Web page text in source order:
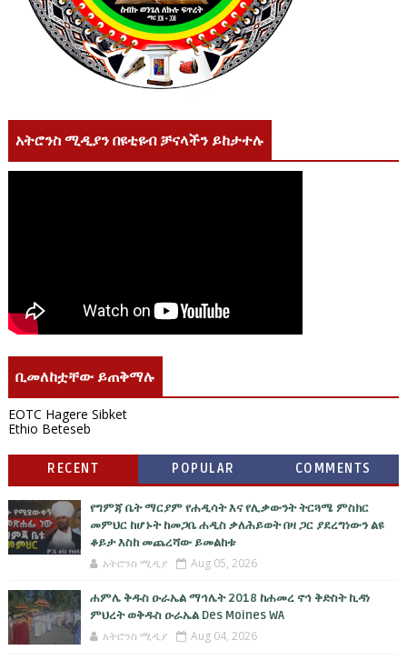
አትሮንስ ሚዲያን በዩቲዩብ ቻናላችን ይከታተሉ
ቢመለከቷቸው ይጠቅማሉ
EOTC Hagere Sibket
Ethio Beteseb
RECENT POPULAR COMMENTS
የግምጃ ቤት ማርያም የሐዲሳት እና የሊቃውንት ትርጓሜ ምስክር
መምህር ከሆኑት ከመጋቤ ሐዲስ ቃለሕይወት በዛ ጋር ያደረግነውን ልዩ
ቆይታ እስከ መጨረሻው ይመልከቱ
አትሮንስ ሚዲያ Aug 05, 2026
ሐምሌ ቅዱስ ዑራኤል ማኅሌት 2018 ከሐመረ ኖኅ ቅድስት ኪዳነ
ምህረት ወቅዱስ ዑራኤል Des Moines WA
አትሮንስ ሚዲያ Aug 04, 2026